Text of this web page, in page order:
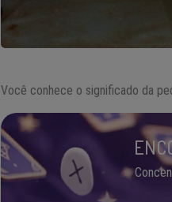
Você conhece o significado da